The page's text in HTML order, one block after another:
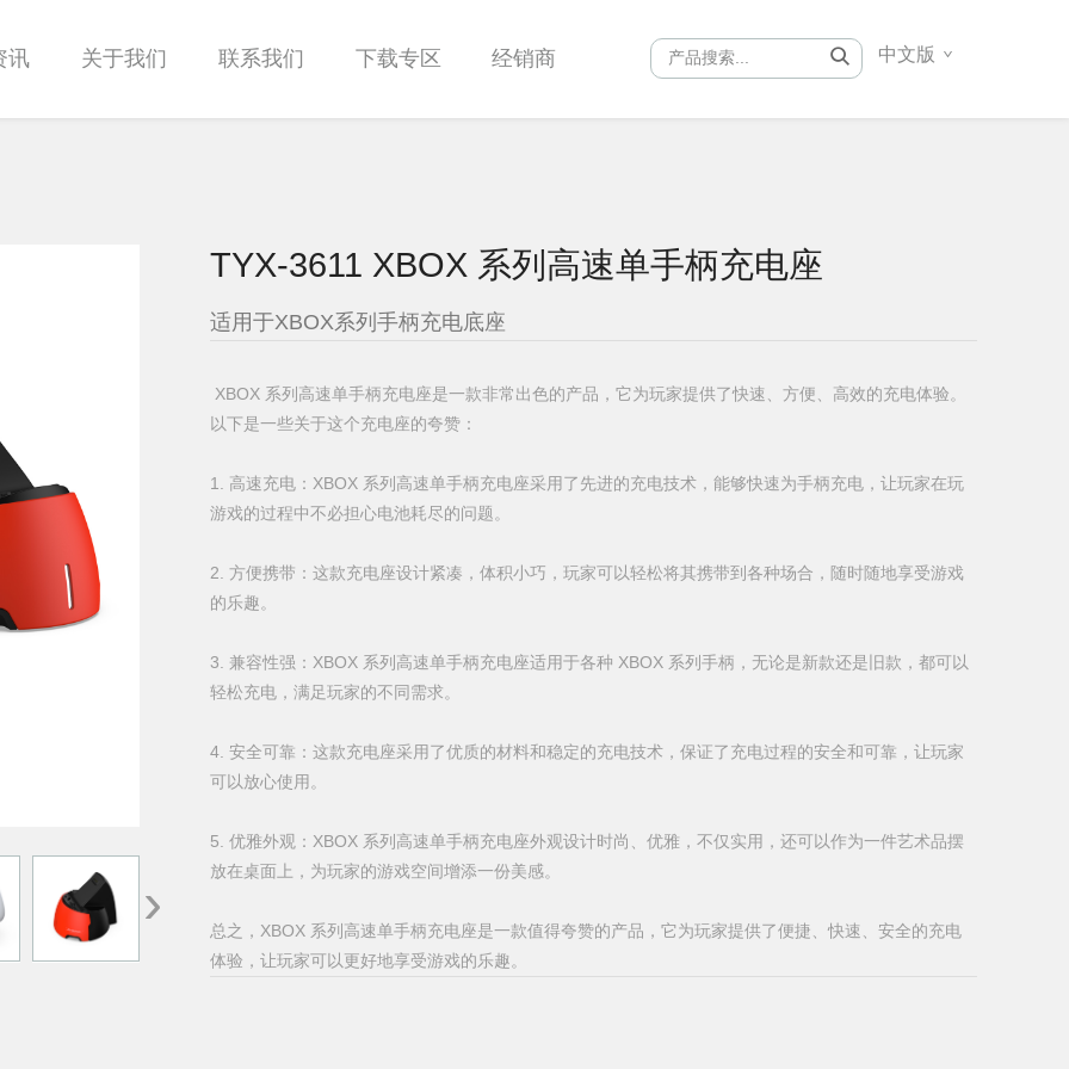
讯 关于我们 联系我们 下载专区 经销商 中文版
›
TYX-3611 XBOX 系列高速单手柄充电座
适用于XBOX系列手柄充电底座
XBOX 系列高速单手柄充电座是一款非常出色的产品，它为玩家提供了快速、方便、高效的充电体验。
以下是一些关于这个充电座的夸赞：
1. 高速充电：XBOX 系列高速单手柄充电座采用了先进的充电技术，能够快速为手柄充电，让玩家在玩
游戏的过程中不必担心电池耗尽的问题。
2. 方便携带：这款充电座设计紧凑，体积小巧，玩家可以轻松将其携带到各种场合，随时随地享受游戏
的乐趣。
3. 兼容性强：XBOX 系列高速单手柄充电座适用于各种 XBOX 系列手柄，无论是新款还是旧款，都可以
轻松充电，满足玩家的不同需求。
4. 安全可靠：这款充电座采用了优质的材料和稳定的充电技术，保证了充电过程的安全和可靠，让玩家
可以放心使用。
5. 优雅外观：XBOX 系列高速单手柄充电座外观设计时尚、优雅，不仅实用，还可以作为一件艺术品摆
放在桌面上，为玩家的游戏空间增添一份美感。
总之，XBOX 系列高速单手柄充电座是一款值得夸赞的产品，它为玩家提供了便捷、快速、安全的充电
体验，让玩家可以更好地享受游戏的乐趣。